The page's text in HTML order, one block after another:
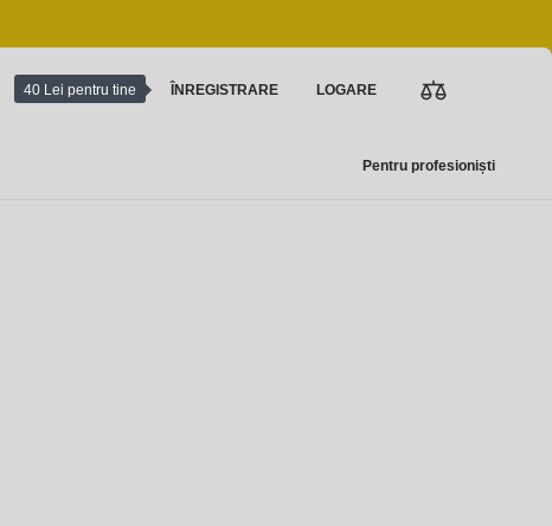
40 Lei pentru tine ÎNREGISTRARE LOGARE
Pentru profesioniști